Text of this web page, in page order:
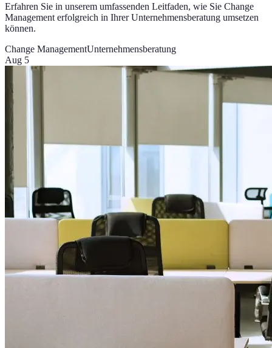
Erfahren Sie in unserem umfassenden Leitfaden, wie Sie Change
Management erfolgreich in Ihrer Unternehmensberatung umsetzen
können.
Change ManagementUnternehmensberatung
Aug 5